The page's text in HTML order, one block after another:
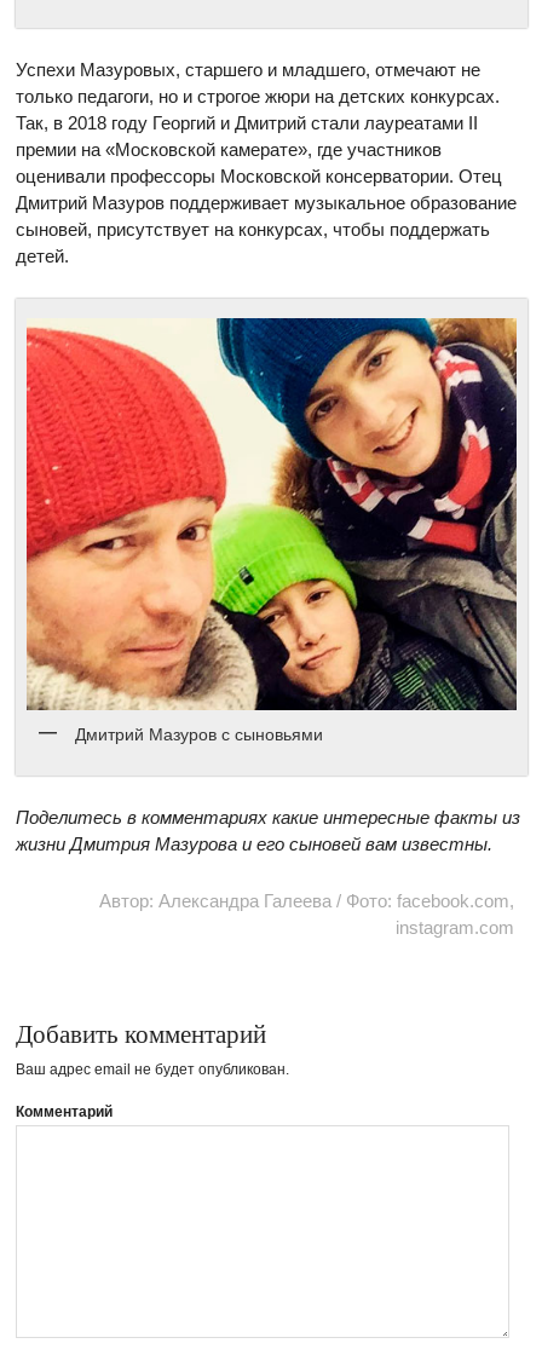
Успехи Мазуровых, старшего и младшего, отмечают не
только педагоги, но и строгое жюри на детских конкурсах.
Так, в 2018 году Георгий и Дмитрий стали лауреатами II
премии на «Московской камерате», где участников
оценивали профессоры Московской консерватории. Отец
Дмитрий Мазуров поддерживает музыкальное образование
сыновей, присутствует на конкурсах, чтобы поддержать
детей.
Дмитрий Мазуров с сыновьями
Поделитесь в комментариях какие интересные факты из
жизни Дмитрия Мазурова и его сыновей вам известны.
Автор: Александра Галеева / Фото: facebook.com,
instagram.com
Добавить комментарий
Ваш адрес email не будет опубликован.
Комментарий